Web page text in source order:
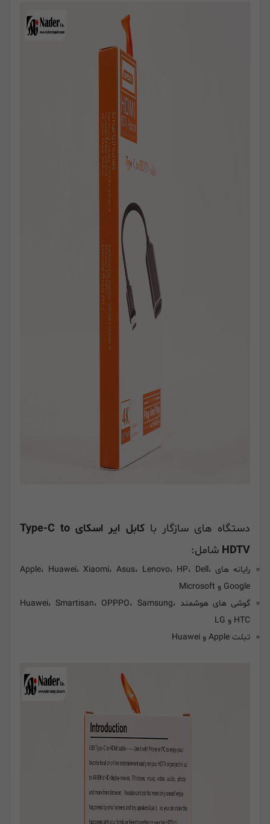
دستگاه های سازگار با
کابل ایر اسکای Type-C to
HDTV شامل:
رایانه های Apple، Huawei، Xiaomi، Asus، Lenovo، HP، Dell،
Google و Microsoft
گوشی های هوشمند Huawei، Smartisan، OPPPO، Samsung،
HTC و LG
تبلت Apple و Huawei